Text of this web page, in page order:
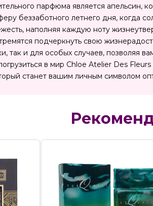
парфюма является
беззаботного летнего дня, когда
наполняя каждую ноту
подчеркнуть свою
так и для особых случаев, позволяя
в мир Chloe Atelier Des
станет вашим личным символом